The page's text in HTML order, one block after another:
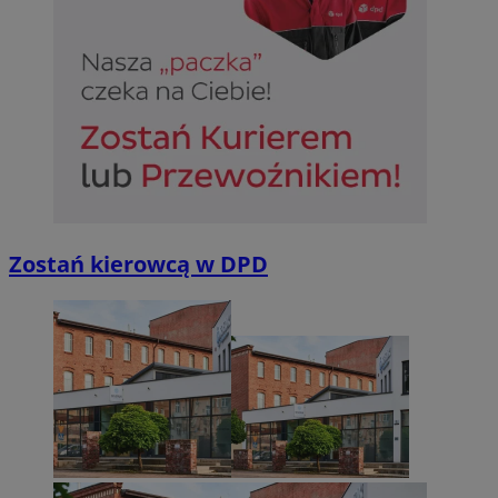
Zostań kierowcą w DPD
suid
INGRESSCOOKIE
NGINX Inc.
bh.contextweb.com
CookieScriptConsent
CookieScript
m-ce.pl